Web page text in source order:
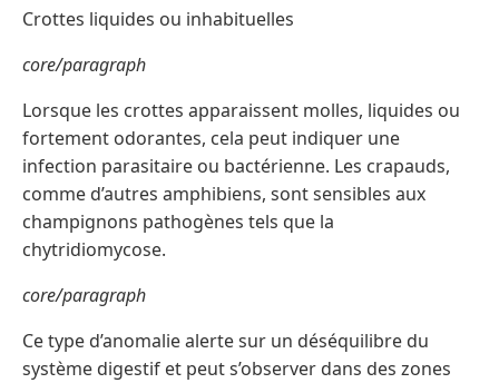
Crottes liquides ou inhabituelles
core/paragraph
Lorsque les crottes apparaissent molles, liquides ou
fortement odorantes, cela peut indiquer une
infection parasitaire ou bactérienne. Les crapauds,
comme d’autres amphibiens, sont sensibles aux
champignons pathogènes tels que la
chytridiomycose.
core/paragraph
Ce type d’anomalie alerte sur un déséquilibre du
système digestif et peut s’observer dans des zones